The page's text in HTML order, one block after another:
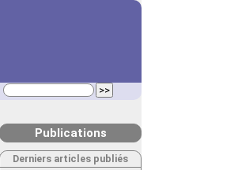
Publications
Derniers articles publiés